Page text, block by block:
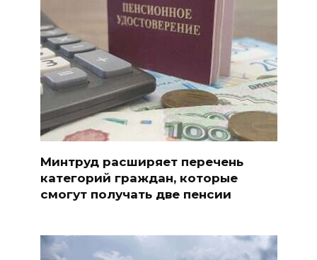
Минтруд расширяет перечень
категорий граждан, которые
смогут получать две пенсии